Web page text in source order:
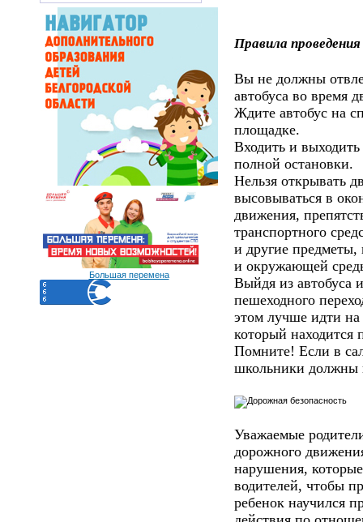
Большая перемена
Правила
Вы не должны
автобуса во время
Ждите автобус на
площадке.
Входить и
полной остановки.
Нельзя открывать
высовываться в
движения,
транспортного
и другие предметы,
и окружающей
Выйдя из автобуса
пешеходного
этом лучше идти
который находится
Помните! Если в
школьники должны
Уважаемые
дорожного
нарушения,
водителей, чтобы
ребенок научился